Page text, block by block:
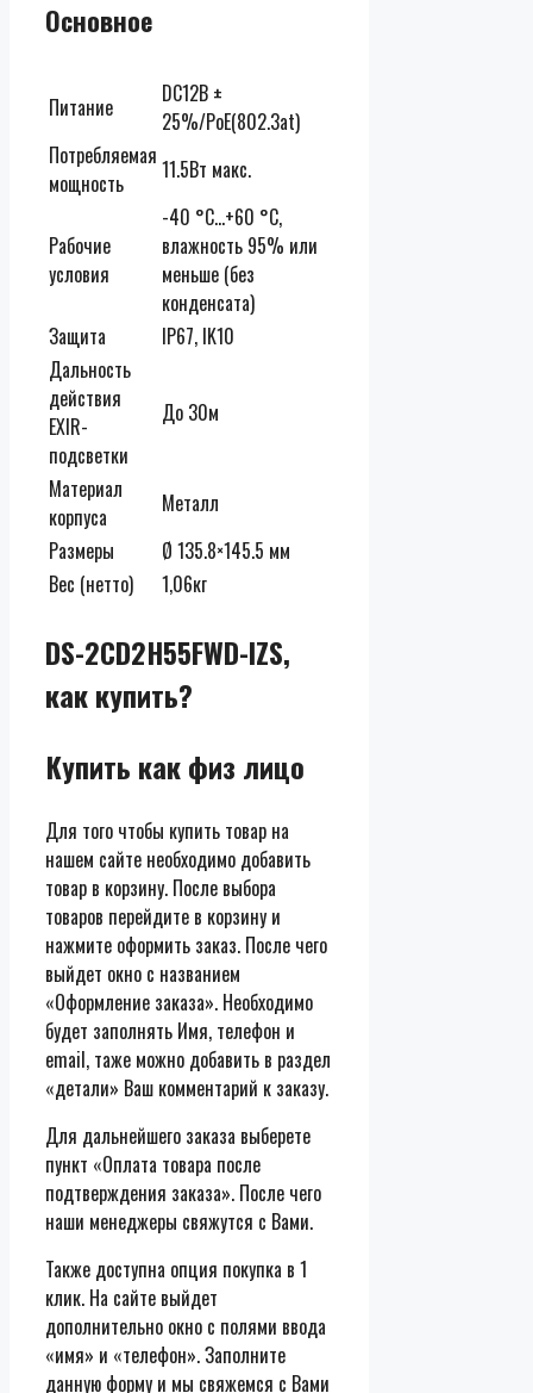
Основное
Питание
DC12В ±
25%/PoE(802.3at)
Потребляемая
мощность
11.5Вт макс.
Рабочие
условия
-40 °C…+60 °C,
влажность 95% или
меньше (без
конденсата)
Защита
IP67, IK10
Дальность
действия
EXIR-
подсветки
До 30м
Материал
корпуса
Металл
Размеры
Ø 135.8×145.5 мм
Вес (нетто)
1,06кг
DS-2CD2H55FWD-IZS,
как купить?
Купить как физ лицо
Для того чтобы купить товар на
нашем сайте необходимо добавить
товар в корзину. После выбора
товаров перейдите в корзину и
нажмите оформить заказ. После чего
выйдет окно с названием
«Оформление заказа». Необходимо
будет заполнять Имя, телефон и
email, таже можно добавить в раздел
«детали» Ваш комментарий к заказу.
Для дальнейшего заказа выберете
пункт «Оплата товара после
подтверждения заказа». После чего
наши менеджеры свяжутся с Вами.
Также доступна опция покупка в 1
клик. На сайте выйдет
дополнительно окно с полями ввода
«имя» и «телефон». Заполните
данную форму и мы свяжемся с Вами